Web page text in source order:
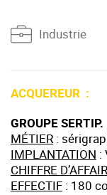
Industrie
ACQUEREUR :
GROUPE SERTIP.
MÉTIER :
IMPLANTATION :
CHIFFRE
EFFECTIF : 180